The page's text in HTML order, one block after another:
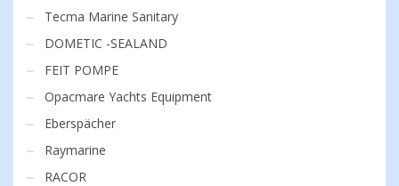
Tecma Marine Sanitary
DOMETIC -SEALAND
FEIT POMPE
Opacmare Yachts Equipment
Eberspächer
Raymarine
RACOR